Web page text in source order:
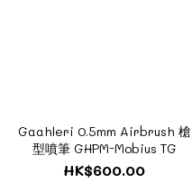
Gaahleri 0.5mm Airbrush 槍
型噴筆 GHPM-Mobius TG
HK$600.00